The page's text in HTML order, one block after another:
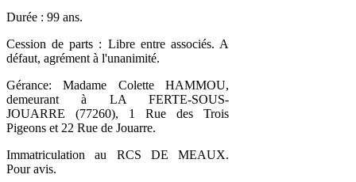
Durée : 99 ans.
Cession de parts : Libre entre associés. A
défaut, agrément à l'unanimité.
Gérance: Madame Colette HAMMOU,
demeurant à LA FERTE-SOUS-
JOUARRE (77260), 1 Rue des Trois
Pigeons et 22 Rue de Jouarre.
Immatriculation au RCS DE MEAUX.
Pour avis.